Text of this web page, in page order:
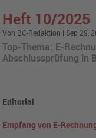
Heft 10/2025
Von BC-Redaktion | Sep 29,
Top-Thema: E-
Abschlussprüfung in
Editorial
Empfang von E-